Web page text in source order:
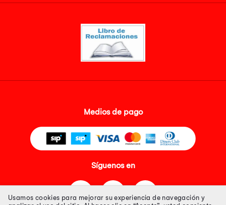
Medios de pago
Síguenos en
Usamos cookies para mejorar su experiencia de navegación y